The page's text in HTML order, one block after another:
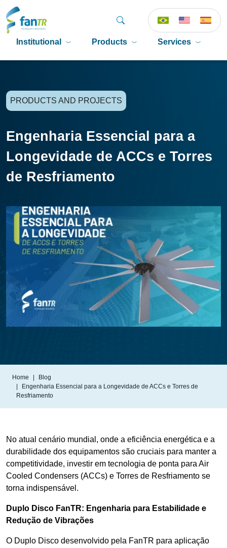
Institutional Products Services
PRODUCTS AND PROJECTS
Engenharia Essencial para a
Longevidade de ACCs e Torres
de Resfriamento
Home
Blog
Engenharia Essencial para a Longevidade de ACCs e Torres de
Resfriamento
No atual cenário mundial, onde a eficiência energética e a
durabilidade dos equipamentos são cruciais para manter a
competitividade, investir em tecnologia de ponta para Air
Cooled Condensers (ACCs) e Torres de Resfriamento se
torna indispensável.
Duplo Disco FanTR: Engenharia para Estabilidade e
Redução de Vibrações
O Duplo Disco desenvolvido pela FanTR para aplicação